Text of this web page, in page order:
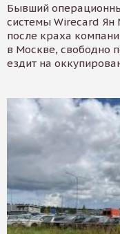
Бывший
системы Wirecard Ян
после краха
в Москве, свободно
ездит на